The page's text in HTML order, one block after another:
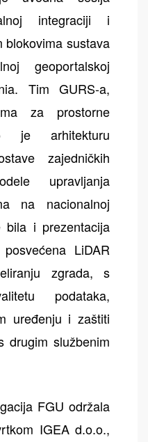
integraciji i
blokovima sustava
geoportalskoj
Tim GURS-a,
za prostorne
je arhitekturu
zajedničkih
upravljanja
na nacionalnoj
i prezentacija
LiDAR
zgrada, s
podataka,
uređenju i zaštiti
drugim službenim
FGU održala
IGEA d.o.o.,